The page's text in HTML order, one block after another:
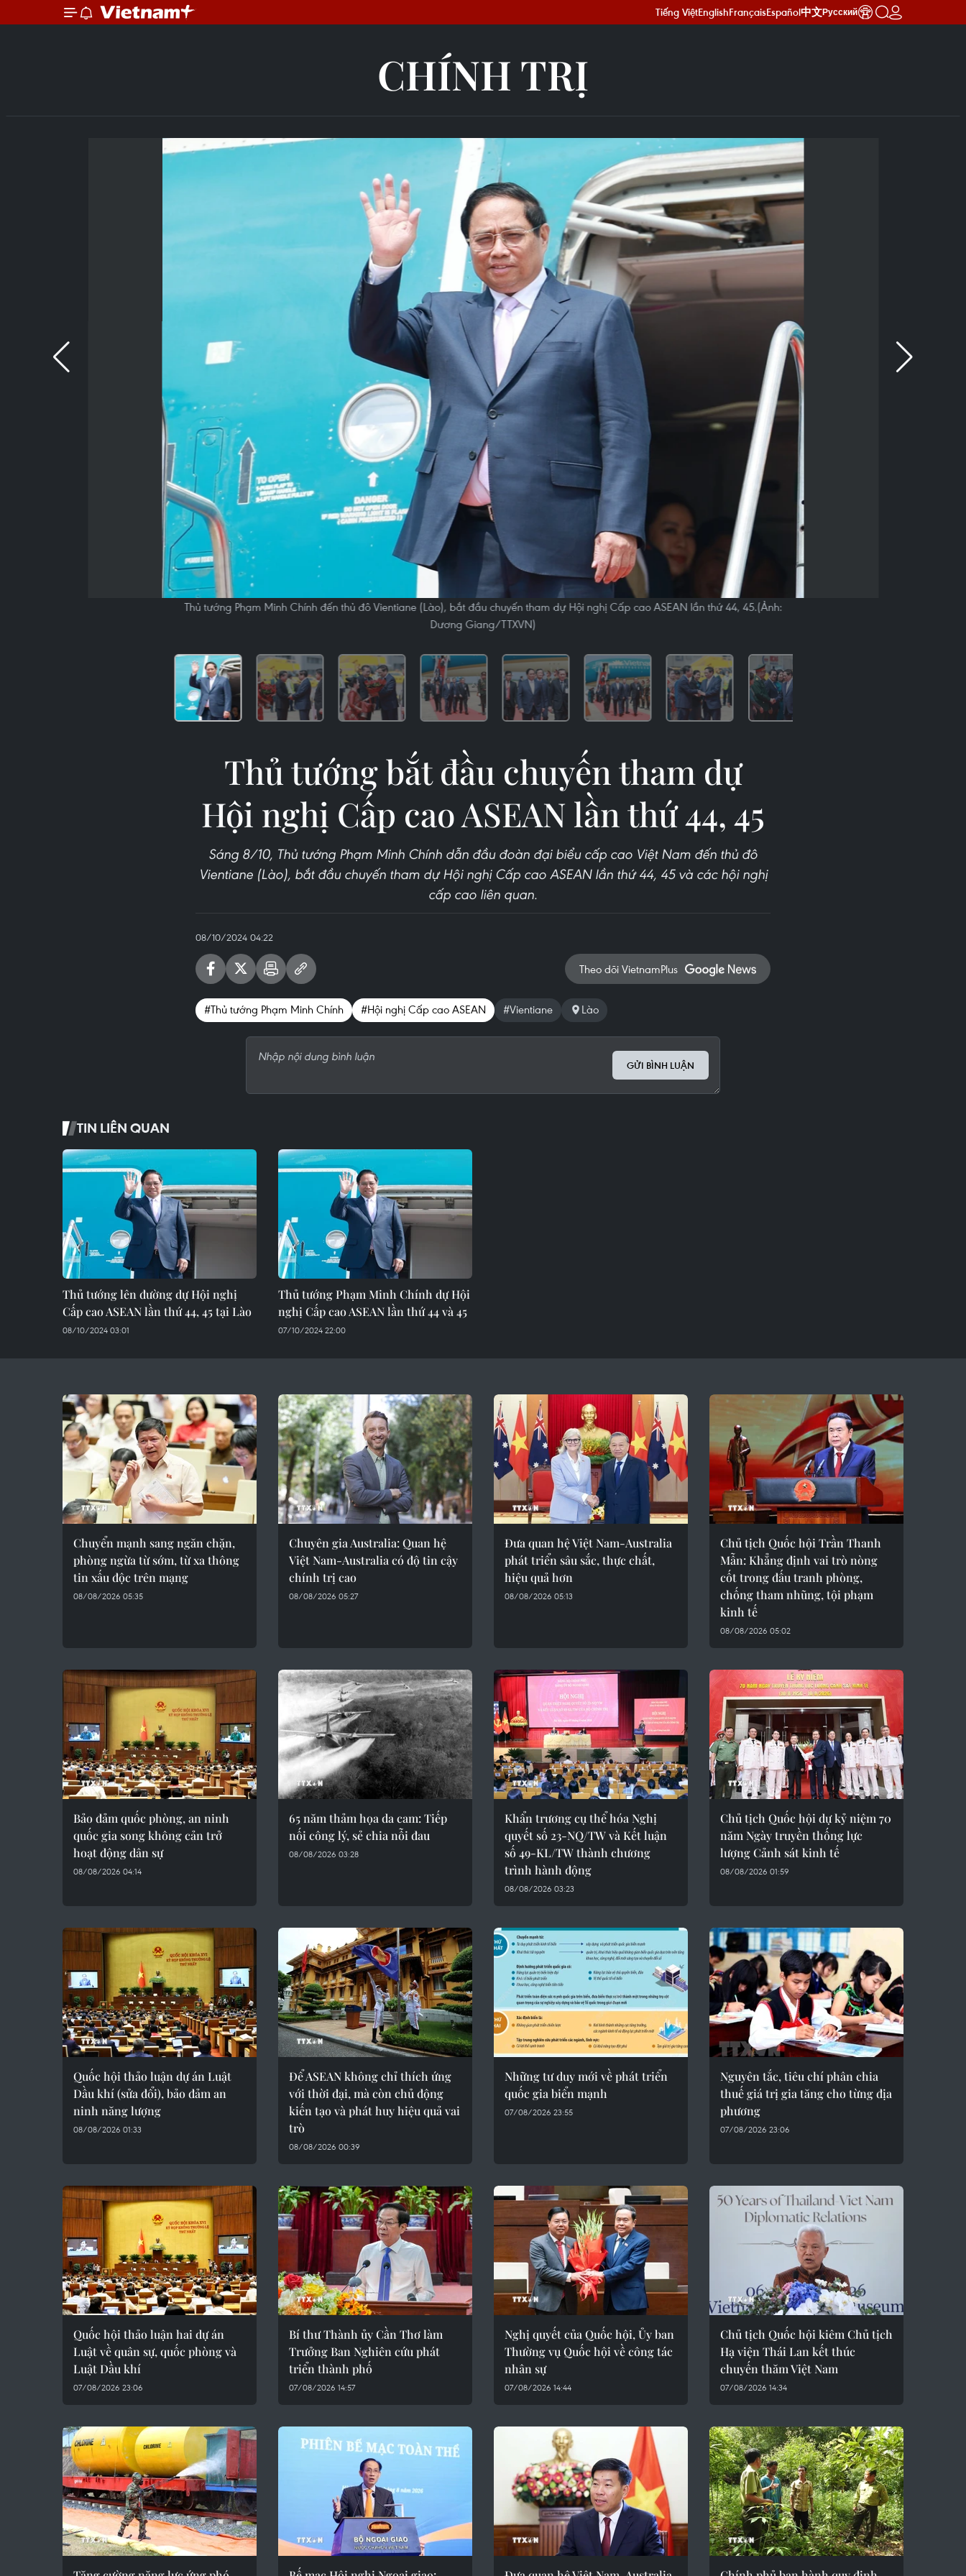
Tiếng ViệtEnglishFrançaisEspañol中文Русский
CHÍNH TRỊ
Thủ tướng Phạm Minh Chính đến thủ đô Vientiane (Lào), bắt đầu chuyến tham dự Hội nghị Cấp cao ASEAN lần thứ 44, 45.(Ảnh:
Dương Giang/TTXVN)
Thủ tướng bắt đầu chuyến tham dự
Hội nghị Cấp cao ASEAN lần thứ 44, 45
Sáng 8/10, Thủ tướng Phạm Minh Chính dẫn đầu đoàn đại biểu cấp cao Việt Nam đến thủ đô
Vientiane (Lào), bắt đầu chuyến tham dự Hội nghị Cấp cao ASEAN lần thứ 44, 45 và các hội nghị
cấp cao liên quan.
08/10/2024 04:22
Theo dõi VietnamPlus
#Thủ tướng Phạm Minh Chính #Hội nghị Cấp cao ASEAN #Vientiane Lào
GỬI BÌNH LUẬN
TIN LIÊN QUAN
Thủ tướng lên đường dự Hội nghị
Cấp cao ASEAN lần thứ 44, 45 tại Lào
08/10/2024 03:01
Thủ tướng Phạm Minh Chính dự Hội
nghị Cấp cao ASEAN lần thứ 44 và 45
07/10/2024 22:00
Chuyển mạnh sang ngăn chặn,
phòng ngừa từ sớm, từ xa thông
tin xấu độc trên mạng
08/08/2026 05:35
Chuyên gia Australia: Quan hệ
Việt Nam-Australia có độ tin cậy
chính trị cao
08/08/2026 05:27
Đưa quan hệ Việt Nam-Australia
phát triển sâu sắc, thực chất,
hiệu quả hơn
08/08/2026 05:13
Chủ tịch Quốc hội Trần Thanh
Mẫn: Khẳng định vai trò nòng
cốt trong đấu tranh phòng,
chống tham nhũng, tội phạm
kinh tế
08/08/2026 05:02
Bảo đảm quốc phòng, an ninh
quốc gia song không cản trở
hoạt động dân sự
08/08/2026 04:14
65 năm thảm họa da cam: Tiếp
nối công lý, sẻ chia nỗi đau
08/08/2026 03:28
Khẩn trương cụ thể hóa Nghị
quyết số 23-NQ/TW và Kết luận
số 49-KL/TW thành chương
trình hành động
08/08/2026 03:23
Chủ tịch Quốc hội dự kỷ niệm 70
năm Ngày truyền thống lực
lượng Cảnh sát kinh tế
08/08/2026 01:59
Quốc hội thảo luận dự án Luật
Dầu khí (sửa đổi), bảo đảm an
ninh năng lượng
08/08/2026 01:33
Để ASEAN không chỉ thích ứng
với thời đại, mà còn chủ động
kiến tạo và phát huy hiệu quả vai
trò
08/08/2026 00:39
Những tư duy mới về phát triển
quốc gia biển mạnh
07/08/2026 23:55
Nguyên tắc, tiêu chí phân chia
thuế giá trị gia tăng cho từng địa
phương
07/08/2026 23:06
Quốc hội thảo luận hai dự án
Luật về quân sự, quốc phòng và
Luật Dầu khí
07/08/2026 23:06
Bí thư Thành ủy Cần Thơ làm
Trưởng Ban Nghiên cứu phát
triển thành phố
07/08/2026 14:57
Nghị quyết của Quốc hội, Ủy ban
Thường vụ Quốc hội về công tác
nhân sự
07/08/2026 14:44
Chủ tịch Quốc hội kiêm Chủ tịch
Hạ viện Thái Lan kết thúc
chuyến thăm Việt Nam
07/08/2026 14:34